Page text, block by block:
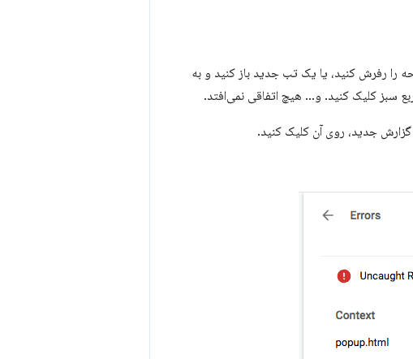
را رفرش کنید، یا یک تب جدید باز کنید و به
جدید، روی آن کلیک کنید.